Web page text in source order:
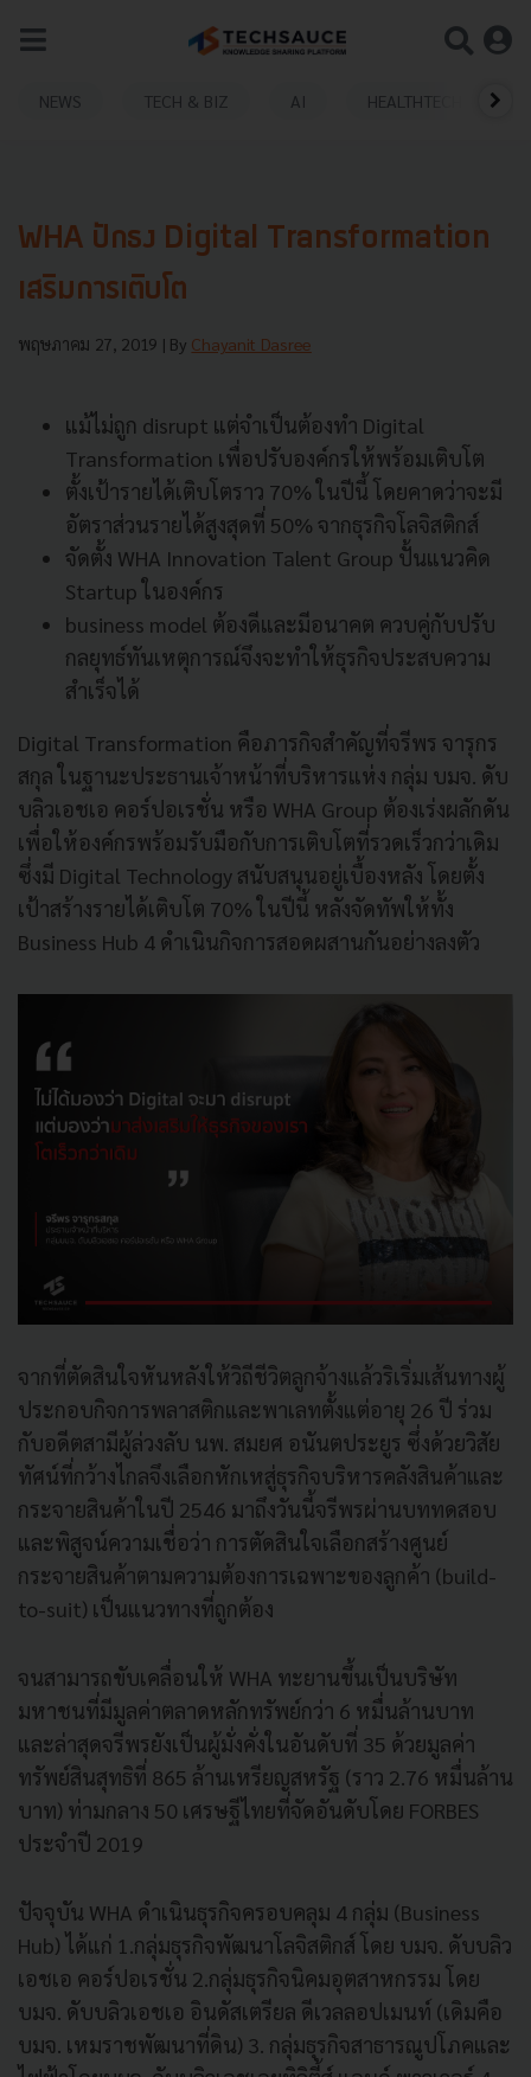
NEWS TECH & BIZ AI HEALTHTECH
WHA ปักธง Digital Transformation
เสริมการเติบโต
พฤษภาคม 27, 2019 | By Chayanit Dasree
แม้ไม่ถูก disrupt แต่จำเป็นต้องทำ Digital
Transformation เพื่อปรับองค์กรให้พร้อมเติบโต
ตั้งเป้ารายได้เติบโตราว 70% ในปีนี้ โดยคาดว่าจะมี
อัตราส่วนรายได้สูงสุดที่ 50% จากธุรกิจโลจิสติกส์
จัดตั้ง WHA Innovation Talent Group ปั้นแนวคิด
Startup ในองค์กร
business model ต้องดีและมีอนาคต ควบคู่กับปรับ
กลยุทธ์ทันเหตุการณ์จึงจะทำให้ธุรกิจประสบความ
สำเร็จได้
Digital Transformation คือภารกิจสำคัญที่จรีพร จารุกร
สกุล ในฐานะประธานเจ้าหน้าที่บริหารแห่ง กลุ่ม บมจ. ดับ
บลิวเอชเอ คอร์ปอเรชั่น หรือ WHA Group ต้องเร่งผลักดัน
เพื่อให้องค์กรพร้อมรับมือกับการเติบโตที่รวดเร็วกว่าเดิม
ซึ่งมี Digital Technology สนับสนุนอยู่เบื้องหลัง โดยตั้ง
เป้าสร้างรายได้เติบโต 70% ในปีนี้ หลังจัดทัพให้ทั้ง
Business Hub 4 ดำเนินกิจการสอดผสานกันอย่างลงตัว
จากที่ตัดสินใจหันหลังให้วิถีชีวิตลูกจ้างแล้วริเริ่มเส้นทางผู้
ประกอบกิจการพลาสติกและพาเลทตั้งแต่อายุ 26 ปี ร่วม
กับอดีตสามีผู้ล่วงลับ นพ. สมยศ อนันตประยูร ซึ่งด้วยวิสัย
ทัศน์ที่กว้างไกลจึงเลือกหักเหสู่ธุรกิจบริหารคลังสินค้าและ
กระจายสินค้าในปี 2546 มาถึงวันนี้จรีพรผ่านบททดสอบ
และพิสูจน์ความเชื่อว่า การตัดสินใจเลือกสร้างศูนย์
กระจายสินค้าตามความต้องการเฉพาะของลูกค้า (build-
to-suit) เป็นแนวทางที่ถูกต้อง
จนสามารถขับเคลื่อนให้ WHA ทะยานขึ้นเป็นบริษัท
มหาชนที่มีมูลค่าตลาดหลักทรัพย์กว่า 6 หมื่นล้านบาท
และล่าสุดจรีพรยังเป็นผู้มั่งคั่งในอันดับที่ 35 ด้วยมูลค่า
ทรัพย์สินสุทธิที่ 865 ล้านเหรียญสหรัฐ (ราว 2.76 หมื่นล้าน
บาท) ท่ามกลาง 50 เศรษฐีไทยที่จัดอันดับโดย FORBES
ประจำปี 2019
ปัจจุบัน WHA ดำเนินธุรกิจครอบคลุม 4 กลุ่ม (Business
Hub) ได้แก่ 1.กลุ่มธุรกิจพัฒนาโลจิสติกส์ โดย บมจ. ดับบลิว
เอชเอ คอร์ปอเรชั่น 2.กลุ่มธุรกิจนิคมอุตสาหกรรม โดย
บมจ. ดับบลิวเอชเอ อินดัสเตรียล ดีเวลลอปเมนท์ (เดิมคือ
บมจ. เหมราชพัฒนาที่ดิน) 3. กลุ่มธุรกิจสาธารณูปโภคและ